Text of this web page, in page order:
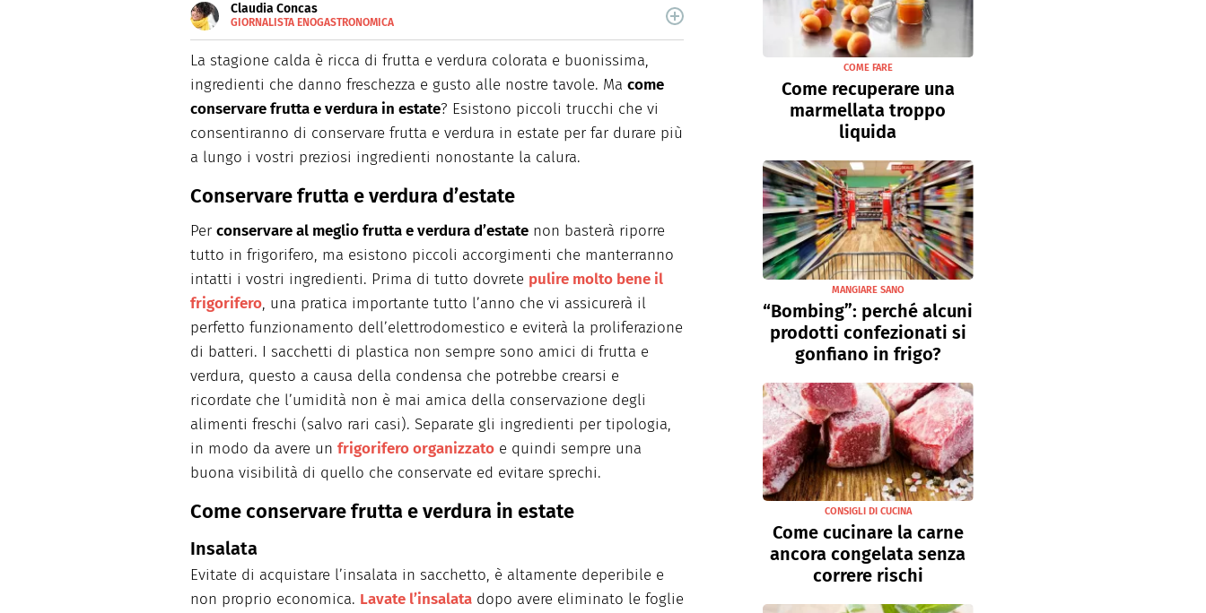
Claudia Concas
GIORNALISTA ENOGASTRONOMICA
Dopo aver frequentato la scuola di chef, Claudia Concas è una food content
specialist e food writer che produce contenuti per il web e per la carta
stampata. Realizza shooting video e fotografici per brand e magazine
occupandosi della parte autoriale, del food styling e del props styling. Nel
tempo libero ama cucinare, scrivere e curiosare.
La stagione calda è ricca di frutta e verdura colorata e buonissima,
ingredienti che danno freschezza e gusto alle nostre tavole. Ma come
conservare frutta e verdura in estate? Esistono piccoli trucchi che vi
consentiranno di conservare frutta e verdura in estate per far durare più
a lungo i vostri preziosi ingredienti nonostante la calura.
Conservare frutta e verdura d’estate
Per conservare al meglio frutta e verdura d’estate non basterà riporre
tutto in frigorifero, ma esistono piccoli accorgimenti che manterranno
intatti i vostri ingredienti. Prima di tutto dovrete pulire molto bene il
frigorifero, una pratica importante tutto l’anno che vi assicurerà il
perfetto funzionamento dell’elettrodomestico e eviterà la proliferazione
di batteri. I sacchetti di plastica non sempre sono amici di frutta e
verdura, questo a causa della condensa che potrebbe crearsi e
ricordate che l’umidità non è mai amica della conservazione degli
alimenti freschi (salvo rari casi). Separate gli ingredienti per tipologia,
in modo da avere un frigorifero organizzato e quindi sempre una
buona visibilità di quello che conservate ed evitare sprechi.
Come conservare frutta e verdura in estate
Insalata
Evitate di acquistare l’insalata in sacchetto, è altamente deperibile e
non proprio economica. Lavate l’insalata dopo avere eliminato le foglie
COME FARE
Come recuperare una
marmellata troppo
liquida
MANGIARE SANO
“Bombing”: perché alcuni
prodotti confezionati si
gonfiano in frigo?
CONSIGLI DI CUCINA
Come cucinare la carne
ancora congelata senza
correre rischi